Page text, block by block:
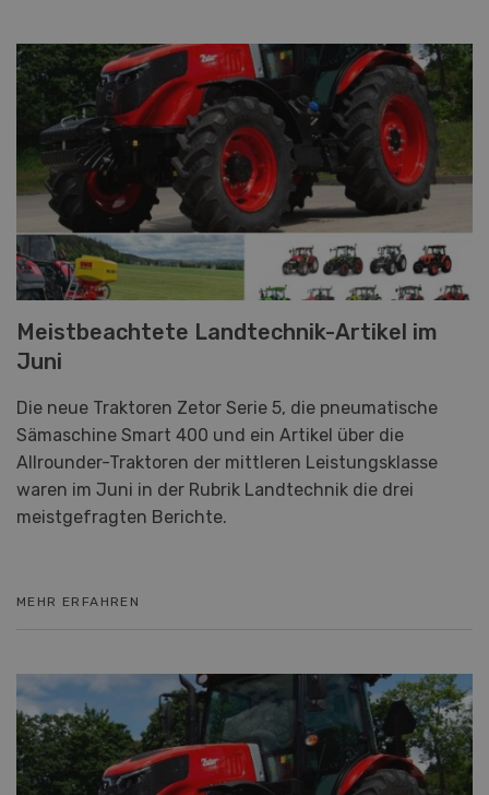
Meistbeachtete Landtechnik-Artikel im
Juni
Die neue Traktoren Zetor Serie 5, die pneumatische
Sämaschine Smart 400 und ein Artikel über die
Allrounder-Traktoren der mittleren Leistungsklasse
waren im Juni in der Rubrik Landtechnik die drei
meistgefragten Berichte.
MEHR ERFAHREN